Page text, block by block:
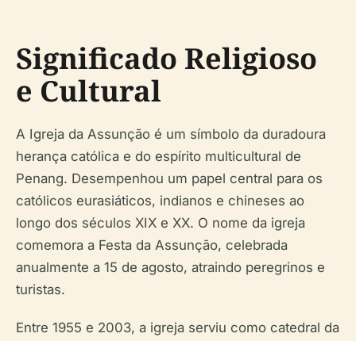
Significado Religioso
e Cultural
A Igreja da Assunção é um símbolo da duradoura
herança católica e do espírito multicultural de
Penang. Desempenhou um papel central para os
católicos eurasiáticos, indianos e chineses ao
longo dos séculos XIX e XX. O nome da igreja
comemora a Festa da Assunção, celebrada
anualmente a 15 de agosto, atraindo peregrinos e
turistas.
Entre 1955 e 2003, a igreja serviu como catedral da